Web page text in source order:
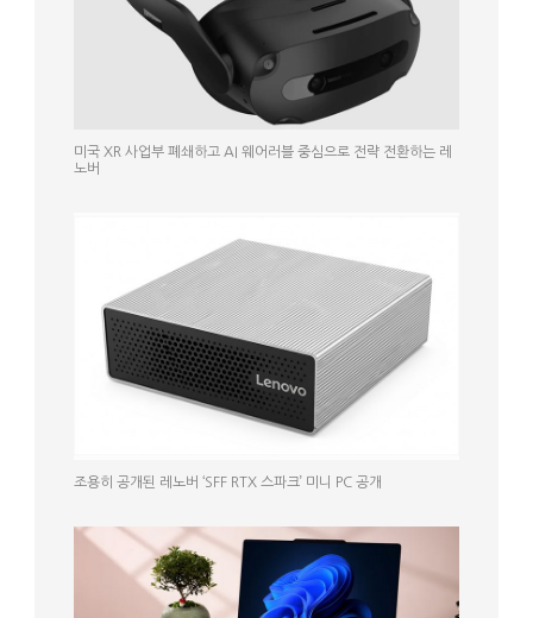
미국 XR 사업부 폐쇄하고 AI 웨어러블 중심으로 전략 전환하는 레
노버
조용히 공개된 레노버 ‘SFF RTX 스파크’ 미니 PC 공개